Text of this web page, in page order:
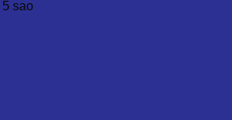
giá:
5 sao